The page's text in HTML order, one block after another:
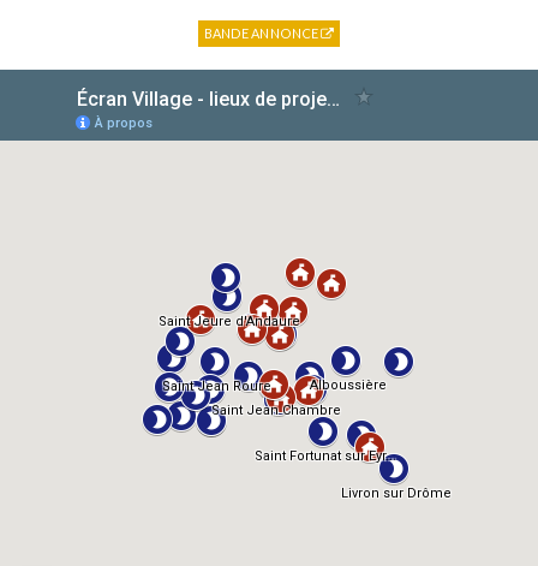
BANDE ANNONCE